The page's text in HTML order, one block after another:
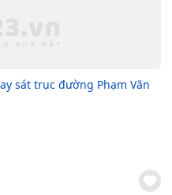
sát trục đường Phạm Văn